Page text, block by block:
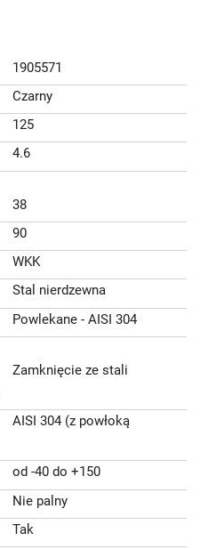
1905571
Czarny
125
4.6
38
90
WKK
Stal nierdzewna
Powlekane - AISI 304
Zamknięcie ze stali
AISI 304 (z powłoką
od -40 do +150
Nie palny
Tak